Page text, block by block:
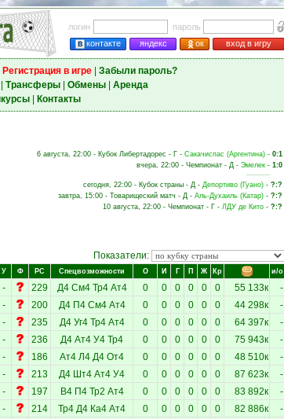
логин
пароль
контакте
яндекс ок вход в игру
Регистрация в игре| Забыли пароль?
Трансферы| Обмены| Аренда
| Контакты
6 августа, 22:00 - Кубок Либертадорес - Г - Сакачиспас (Аргентина) - 0:1
вчера, 22:00 - Чемпионат - Д - Эмелек - 1:0
сегодня, 22:00 - Кубок страны - Д - Депортиво (Гуано) - ?:?
завтра, 15:00 - Товарищеский матч - Д - Аль-Духаиль (Катар) - ?:?
10 августа, 22:00 - Чемпионат - Г - ЛДУ де Кито - ?:?
Показатели:
У Ф РС Спецвозможности О И Г П Ж Кр и/о
- 229 Д4 См4 Тр4 Ат4 0 0 0 0 0 0 55 133к -
- 200 Д4 П4 См4 Ат4 0 0 0 0 0 0 44 298к -
- 235 Д4 Уг4 Тр4 Ат4 0 0 0 0 0 0 64 397к -
- 236 Д4 Ат4 У4 Тр4 0 0 0 0 0 0 75 943к -
- 186 Ат4 Л4 Д4 От4 0 0 0 0 0 0 48 510к -
- 213 Д4 Шт4 Ат4 У4 0 0 0 0 0 0 87 623к -
- 197 В4 П4 Тр2 Ат4 0 0 0 0 0 0 83 892к -
- 214 Тр4 Д4 Ка4 Ат4 0 0 0 0 0 0 82 886к -